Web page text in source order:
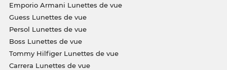
Emporio Armani Lunettes de vue
Guess Lunettes de vue
Persol Lunettes de vue
Boss Lunettes de vue
Tommy Hilfiger Lunettes de vue
Carrera Lunettes de vue